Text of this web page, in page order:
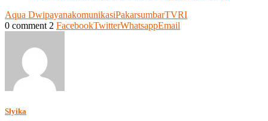
Aqua DwipayanakomunikasiPakarsumbarTVRI
0 comment 2 FacebookTwitterWhatsappEmail
Slyika